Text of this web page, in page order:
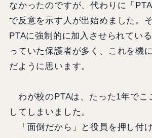
なかったのですが、代わりに「
で反意を示す人が出始めました。
PTAに強制的に加入させられてい
っていた保護者が多く、これを機
だように思います。
わが校のPTAは、たった1年でこ
してしまいました。
「面倒だから」と役員を押し付